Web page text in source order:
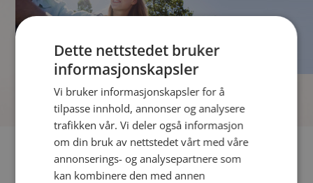
Fler single
Dette nettstedet bruker
informasjonskapsler
Vi bruker informasjonskapsler for å
tilpasse innhold, annonser og analysere
trafikken vår. Vi deler også informasjon
om din bruk av nettstedet vårt med våre
annonserings- og analysepartnere som
kan kombinere den med annen